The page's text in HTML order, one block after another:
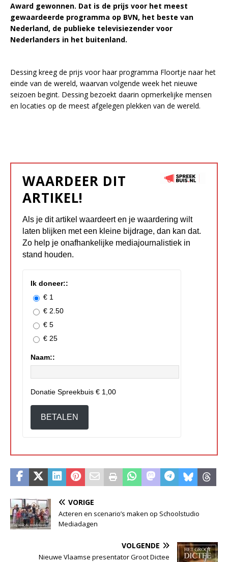
Award gewonnen. Dat is de prijs voor het meest
gewaardeerde programma op BVN, het beste van
Nederland, de publieke televisiezender voor
Nederlanders in het buitenland.
Dessing kreeg de prijs voor haar programma Floortje naar het
einde van de wereld, waarvan volgende week het nieuwe
seizoen begint. Dessing bezoekt daarin opmerkelijke mensen
en locaties op de meest afgelegen plekken van de wereld.
WAARDEER DIT
ARTIKEL!
Als je dit artikel waardeert en je waardering wilt
laten blijken met een kleine bijdrage, dan kan dat.
Zo help je onafhankelijke mediajournalistiek in
stand houden.
Ik doneer::
€ 1
€ 2.50
€ 5
€ 25
Naam::
Donatie Spreekbuis € 1,00
BETALEN
VORIGE
Acteren en scenario’s maken op Schoolstudio
Mediadagen
VOLGENDE
Nieuwe Vlaamse presentator Groot Dictee